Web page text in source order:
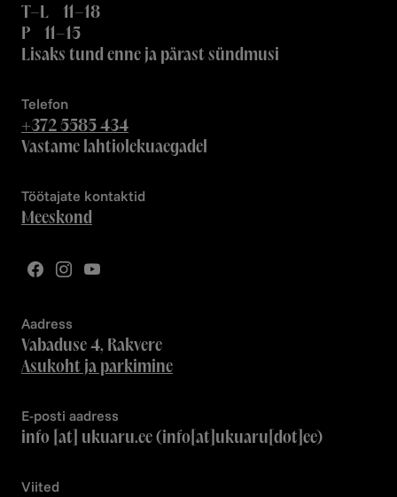
T–L 11–18
P 11–15
Lisaks tund enne ja pärast sündmusi
Telefon
+372 5585 434
Vastame lahtiolekuaegadel
Töötajate kontaktid
Meeskond
Aadress
Vabaduse 4, Rakvere
Asukoht ja parkimine
E-posti aadress
info [at] ukuaru.ee(info[at]ukuaru[dot]ee)
Viited